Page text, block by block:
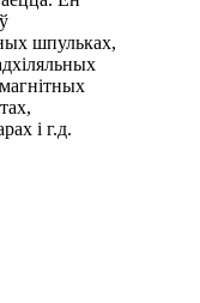
шпульках,
і г.д.